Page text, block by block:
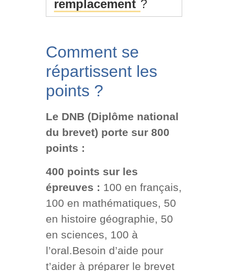
remplacement ?
Comment se
répartissent les
points ?
Le DNB (Diplôme national
du brevet) porte sur 800
points :
400 points sur les
épreuves : 100 en français,
100 en mathématiques, 50
en histoire géographie, 50
en sciences, 100 à
l’oral.Besoin d’aide pour
t’aider à préparer le brevet